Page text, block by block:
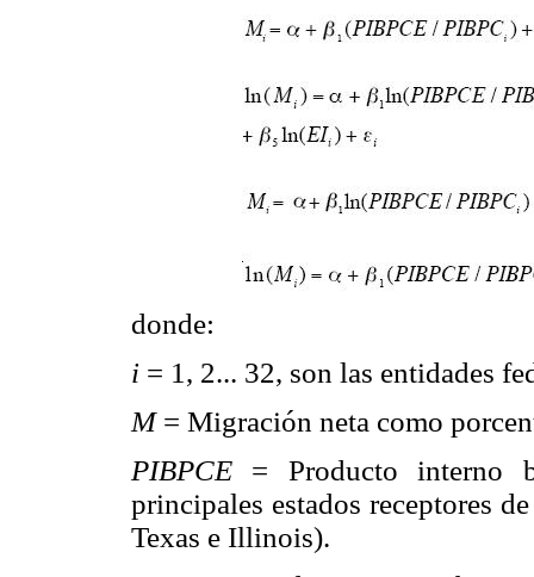
donde:
i = 1, 2... 32, son las entidades
M= Migración neta como
PIBPCE = Producto interno
principales estados receptores
Texas e Illinois).